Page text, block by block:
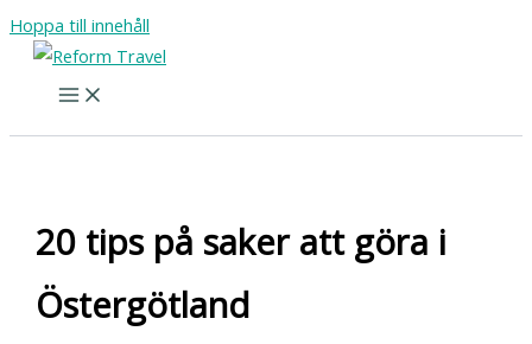
Hoppa till innehåll
20 tips på saker att göra i
Östergötland